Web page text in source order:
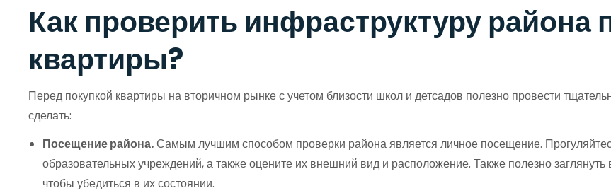
Как проверить инфраструктуру района
квартиры?
Перед покупкой квартиры на вторичном рынке с учетом близости школ и детсадов полезно провести
сделать:
Посещение района.Самым лучшим способом проверки района является личное посещение.
образовательных учреждений, а также оцените их внешний вид и расположение. Также полезно заглянуть
чтобы убедиться в их состоянии.